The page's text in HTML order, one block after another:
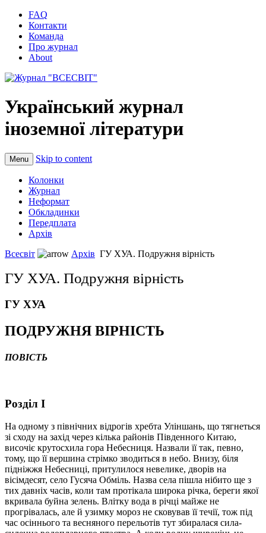
FAQ
Контакти
Команда
Про журнал
About
Український журнал
іноземної літератури
Menu Skip to content
Колонки
Журнал
Неформат
Обкладинки
Передплата
Архів
Всесвіт
Архів ГУ ХУА. Подружня вірність
ГУ ХУА. Подружня вірність
ГУ ХУА
ПОДРУЖНЯ ВІРНІСТЬ
ПОВІСТЬ
Розділ І
На одному з північних відрогів хребта Уліншань, що тягнеться
зі сходу на захід через кілька районів Південного Китаю,
височіє крутосхила гора Небесниця. Назвали її так, певно,
тому, що її вершина стрімко зводиться в небо. Внизу, біля
підніжжя Небесниці, притулилося невелике, дворів на
вісімдесят, село Гусяча Обміль. Назва села пішла нібито ще з
тих давніх часів, коли там протікала широка річка, береги якої
вкривала буйна зелень. Влітку вода в річці майже не
прогрівалась, але й узимку мороз не сковував її течії, тож під
час осіннього та весняного перельотів тут збиралася сила-